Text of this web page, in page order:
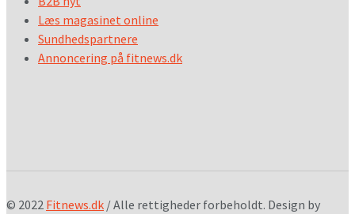
Læs magasinet online
Sundhedspartnere
Annoncering på fitnews.dk
© 2022 Fitnews.dk / Alle rettigheder forbeholdt. Design by